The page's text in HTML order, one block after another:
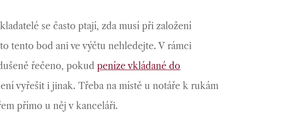
se často ptají, zda musí při založení
tento bod ani ve výčtu nehledejte. V rámci
řečeno, pokudpeníze vkládané do
vyřešit i jinak. Třeba na místě u notáře k rukám
přímo u něj v kanceláři.